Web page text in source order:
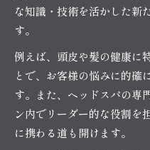
な知識・技術を活かした新
す。
例えば、頭皮や髪の健康に
とで、お客様の悩みに的確
す。また、ヘッドスパの専
ン内でリーダー的な役割を
に携わる道も開けます。